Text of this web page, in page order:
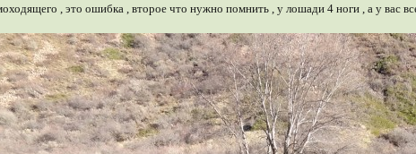
, это ошибка , второе что нужно помнить , у лошади 4 ноги , а у вас